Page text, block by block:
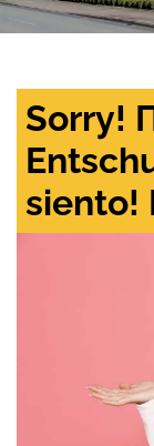
Sorry!
siento!